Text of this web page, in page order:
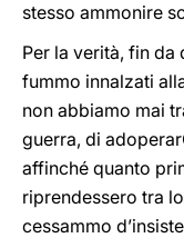
stesso ammonire
Per la verità, fin
fummo innalzati
non abbiamo mai
guerra, di
affinché quanto
riprendessero tra
cessammo